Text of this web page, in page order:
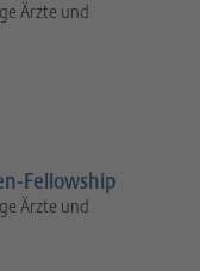
Ärzte und
Fellowship
Ärzte und